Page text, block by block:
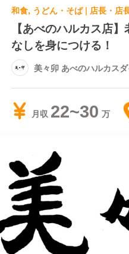
【あべのハルカス店
なしを身につける！
美々卯 あべのハルカス
月収 22~30